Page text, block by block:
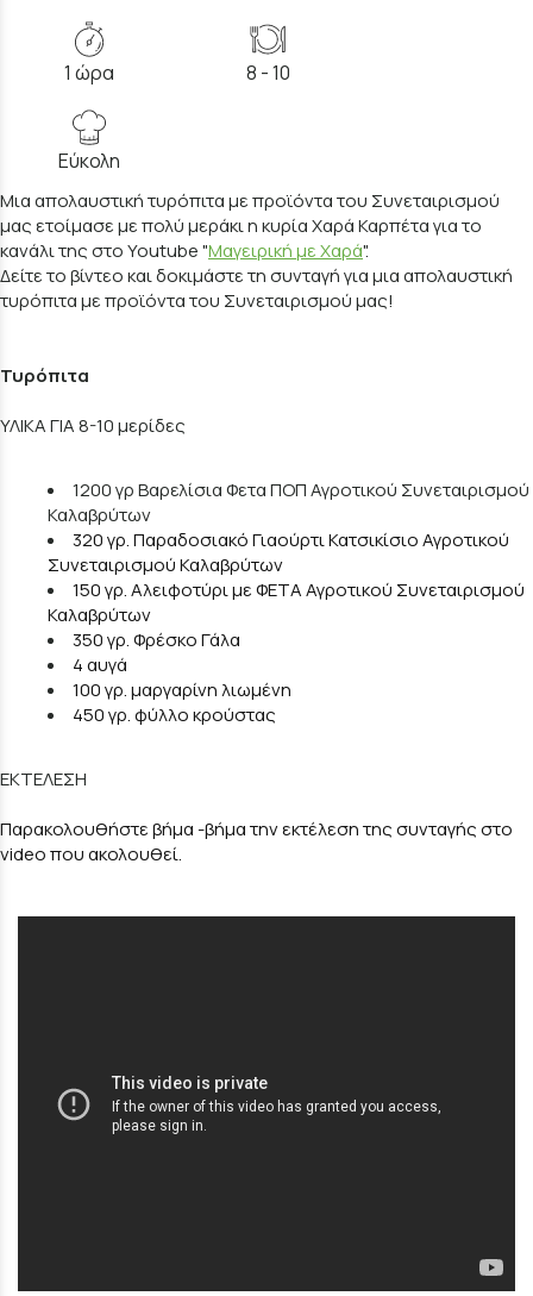
1 ώρα 8 - 10
Εύκολη
Μια απολαυστική τυρόπιτα με προϊόντα του Συνεταιρισμού
μας ετοίμασε με πολύ μεράκι η κυρία Χαρά Καρπέτα για το
κανάλι της στο Youtube "Μαγειρική με Χαρά".
Δείτε το βίντεο και δοκιμάστε τη συνταγή για μια απολαυστική
τυρόπιτα με προϊόντα του Συνεταιρισμού μας!
Τυρόπιτα
ΥΛΙΚΑ ΓΙΑ 8-10 μερίδες
1200 γρ Βαρελίσια Φετα ΠΟΠ Αγροτικού Συνεταιρισμού
Καλαβρύτων
320 γρ. Παραδοσιακό Γιαούρτι Κατσικίσιο Αγροτικού
Συνεταιρισμού Καλαβρύτων
150 γρ. Αλειφοτύρι με ΦΕΤΑ Αγροτικού Συνεταιρισμού
Καλαβρύτων
350 γρ. Φρέσκο Γάλα
4 αυγά
100 γρ. μαργαρίνη λιωμένη
450 γρ. φύλλο κρούστας
ΕΚΤΕΛΕΣΗ
Παρακολουθήστε βήμα -βήμα την εκτέλεση της συνταγής στο
video που ακολουθεί.